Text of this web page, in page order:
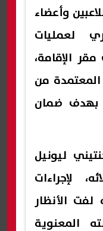
وأعضاء
لعمليات
الإقامة،
المعتمدة من
بهدف ضمان
ليونيل
لإجراءات
لفت الأنظار
المعنوية